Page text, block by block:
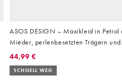
ASOS DESIGN – Maxikleid in Petrol
Mieder, perlenbesetzten Trägern und
Rückenausschnitt
44,99 €
SCHNELL WEG